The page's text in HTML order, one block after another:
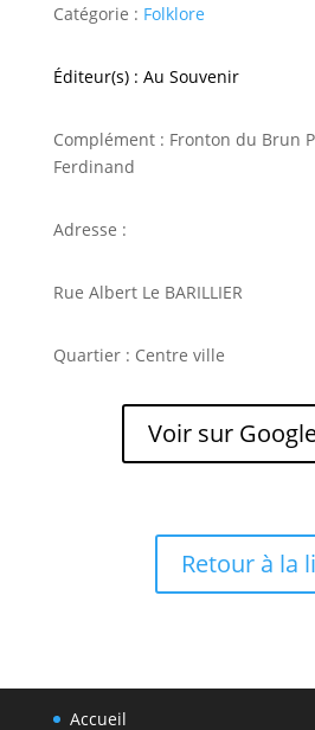
Catégorie : Folklore
Éditeur(s) : Au Souvenir
Complément : Fronton du Brun
Ferdinand
Adresse :
Rue Albert Le BARILLIER
Quartier : Centre ville
Voir sur
Retour à la
Accueil